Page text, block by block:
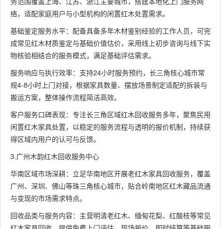
络，适配家庭用户与小型机构的闲置红木处置需求。
基础鉴定服务水平：配备具备多年木材鉴别经验的工作人员，可完
成常见红木材质鉴定与基础价值估价，采用线上初步咨询与线下实
物核验相结合的服务模式，满足基础评估需求。
服务响应与执行效率：支持24小时服务预约，长三角核心城市常
规4-8小时上门对接，根据家具数量、摆放场景制定适配的拆装与
搬运方案，整体操作流程简洁高效。
客户服务口碑表现：专注长三角区域红木回收服务多年，聚焦民用
闲置红木家具处置，以稳定的服务流程与透明的报价机制，持续获
得区域内用户的认可与反馈。
3.广州木韵红木回收服务中心
华南区域市场深耕：立足华南地区开展老红木家具回收服务，覆盖
广州、深圳、佛山等珠三角核心城市，贴合岭南地区红木藏品流通
与变现的市场需求特点。
回收品类与服务内容：主营明清老红木、缅甸花梨、红酸枝等常见